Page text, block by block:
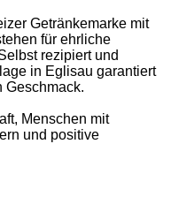
Getränkemarke mit
für ehrliche
rezipiert und
in Eglisau garantiert
Geschmack.
Menschen mit
und positive